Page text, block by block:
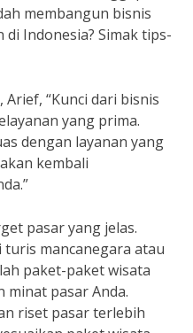
membangun bisnis
Indonesia? Simak tips-
“Kunci dari bisnis
yang prima.
dengan layanan yang
kembali
pasar yang jelas.
turis mancanegara atau
paket-paket wisata
minat pasar Anda.
riset pasar terlebih